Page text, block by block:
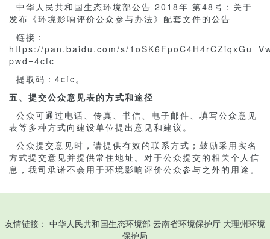
中华人民共和国生态环境部公告 2018年 第48号：关于
发布《环境影响评价公众参与办法》配套文件的公告
链接：
https://pan.baidu.com/s/
pwd=4cfc
提取码：4cfc。
五、提交公众意见表的方式和途径
公众可通过电话、传真、书信、电子邮件、填写公众意见
表等多种方式向建设单位提出意见和建议。
公众提交意见时，请提供有效的联系方式；鼓励采用实名
方式提交意见并提供常住地址。对于公众提交的相关个人信
息，我司承诺不会用于环境影响评价公众参与之外的用途。
友情链接： 中华人民共和国生态环境部 云南省环境保护厅 大理州环境
保护局